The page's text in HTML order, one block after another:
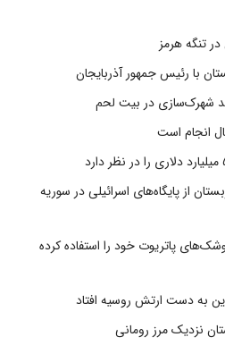
تنگه هرمز
با رئیس جمهور آذربایجان
شهرک‌سازی در بیت‌ لحم
انجام است
از پایگاه‌های اسرائیلی در سوریه
۸۶ درصد از موشک‌های پاتریوت خود را استفاده کرده
به دست ارتش روسیه افتاد
نزدیک مرز رومانی